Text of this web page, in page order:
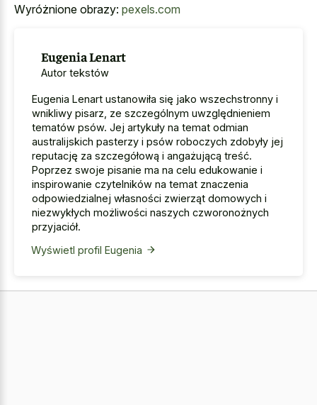
Wyróżnione obrazy: pexels.com
Eugenia Lenart
Autor tekstów
Eugenia Lenart ustanowiła się jako wszechstronny i
wnikliwy pisarz, ze szczególnym uwzględnieniem
tematów psów. Jej artykuły na temat odmian
australijskich pasterzy i psów roboczych zdobyły jej
reputację za szczegółową i angażującą treść.
Poprzez swoje pisanie ma na celu edukowanie i
inspirowanie czytelników na temat znaczenia
odpowiedzialnej własności zwierząt domowych i
niezwykłych możliwości naszych czworonożnych
przyjaciół.
Wyświetl profil Eugenia